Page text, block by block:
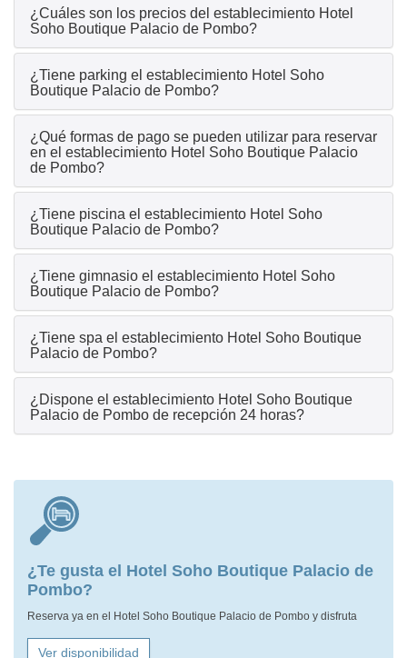
¿Cuáles son los precios del establecimiento Hotel
Soho Boutique Palacio de Pombo?
¿Tiene parking el establecimiento Hotel Soho
Boutique Palacio de Pombo?
¿Qué formas de pago se pueden utilizar para reservar
en el establecimiento Hotel Soho Boutique Palacio
de Pombo?
¿Tiene piscina el establecimiento Hotel Soho
Boutique Palacio de Pombo?
¿Tiene gimnasio el establecimiento Hotel Soho
Boutique Palacio de Pombo?
¿Tiene spa el establecimiento Hotel Soho Boutique
Palacio de Pombo?
¿Dispone el establecimiento Hotel Soho Boutique
Palacio de Pombo de recepción 24 horas?
¿Te gusta el Hotel Soho Boutique Palacio de
Pombo?
Reserva ya en el Hotel Soho Boutique Palacio de Pombo y disfruta
Ver disponibilidad